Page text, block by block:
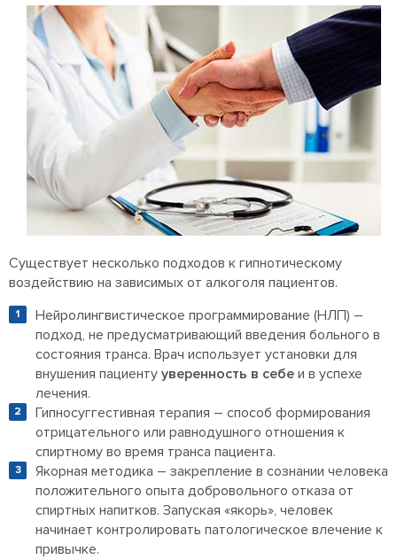
Существует несколько подходов к гипнотическому
воздействию на зависимых от алкоголя пациентов.
Нейролингвистическое программирование (НЛП) –
подход, не предусматривающий введения больного в
состояния транса. Врач использует установки для
внушения пациенту уверенность в себе и в успехе
лечения.
Гипносуггестивная терапия – способ формирования
отрицательного или равнодушного отношения к
спиртному во время транса пациента.
Якорная методика – закрепление в сознании человека
положительного опыта добровольного отказа от
спиртных напитков. Запуская «якорь», человек
начинает контролировать патологическое влечение к
привычке.